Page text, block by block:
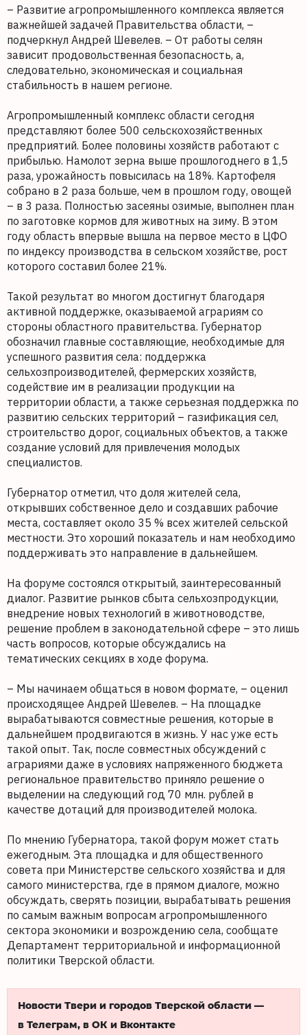
– Развитие агропромышленного комплекса является
важнейшей задачей Правительства области, –
подчеркнул Андрей Шевелев. – От работы селян
зависит продовольственная безопасность, а,
следовательно, экономическая и социальная
стабильность в нашем регионе.
Агропромышленный комплекс области сегодня
представляют более 500 сельскохозяйственных
предприятий. Более половины хозяйств работают с
прибылью. Намолот зерна выше прошлогоднего в 1,5
раза, урожайность повысилась на 18%. Картофеля
собрано в 2 раза больше, чем в прошлом году, овощей
– в 3 раза. Полностью засеяны озимые, выполнен план
по заготовке кормов для животных на зиму. В этом
году область впервые вышла на первое место в ЦФО
по индексу производства в сельском хозяйстве, рост
которого составил более 21%.
Такой результат во многом достигнут благодаря
активной поддержке, оказываемой аграриям со
стороны областного правительства. Губернатор
обозначил главные составляющие, необходимые для
успешного развития села: поддержка
сельхозпроизводителей, фермерских хозяйств,
содействие им в реализации продукции на
территории области, а также серьезная поддержка по
развитию сельских территорий – газификация сел,
строительство дорог, социальных объектов, а также
создание условий для привлечения молодых
специалистов.
Губернатор отметил, что доля жителей села,
открывших собственное дело и создавших рабочие
места, составляет около 35 % всех жителей сельской
местности. Это хороший показатель и нам необходимо
поддерживать это направление в дальнейшем.
На форуме состоялся открытый, заинтересованный
диалог. Развитие рынков сбыта сельхозпродукции,
внедрение новых технологий в животноводстве,
решение проблем в законодательной сфере – это лишь
часть вопросов, которые обсуждались на
тематических секциях в ходе форума.
– Мы начинаем общаться в новом формате, – оценил
происходящее Андрей Шевелев. – На площадке
вырабатываются совместные решения, которые в
дальнейшем продвигаются в жизнь. У нас уже есть
такой опыт. Так, после совместных обсуждений с
аграриями даже в условиях напряженного бюджета
региональное правительство приняло решение о
выделении на следующий год 70 млн. рублей в
качестве дотаций для производителей молока.
По мнению Губернатора, такой форум может стать
ежегодным. Эта площадка и для общественного
совета при Министерстве сельского хозяйства и для
самого министерства, где в прямом диалоге, можно
обсуждать, сверять позиции, вырабатывать решения
по самым важным вопросам агропромышленного
сектора экономики и возрождению села, сообщате
Департамент территориальной и информационной
политики Тверской области.
Новости Твери и городов Тверской области —
в Телеграм, в ОК и Вконтакте